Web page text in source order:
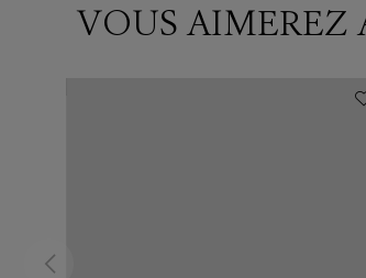
VOUS AIMEREZ